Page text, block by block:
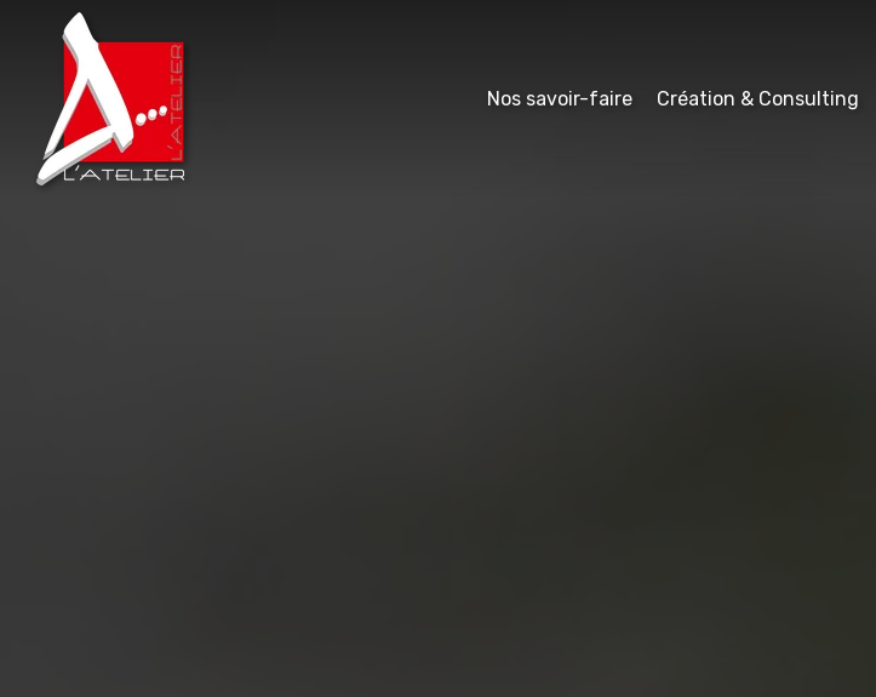
Nos savoir-faire Création & Consulting